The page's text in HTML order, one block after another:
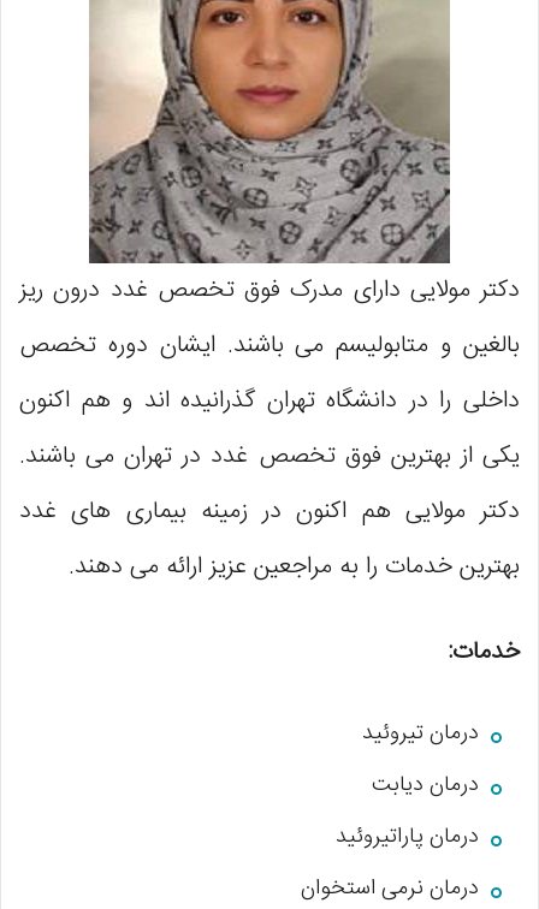
دکتر مولایی دارای مدرک فوق تخصص غدد درون ریز
بالغین و متابولیسم می باشند. ایشان دوره تخصص
داخلی را در دانشگاه تهران گذرانیده اند و هم اکنون
یکی از بهترین فوق تخصص غدد در تهران می باشند.
دکتر مولایی هم اکنون در زمینه بیماری های غدد
بهترین خدمات را به مراجعین عزیز ارائه می دهند.
خدمات:
درمان تیروئید
درمان دیابت
درمان پاراتیروئید
درمان نرمی استخوان